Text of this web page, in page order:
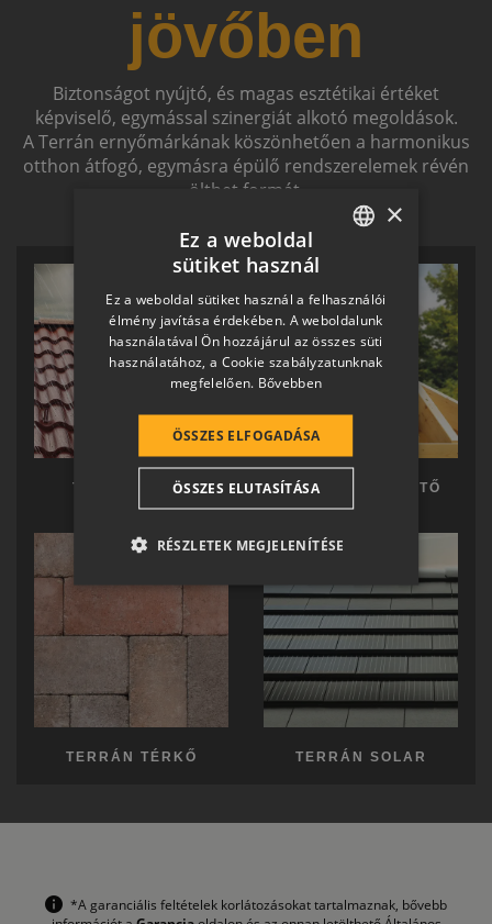
jövőben
Biztonságot nyújtó, és magas esztétikai értéket
képviselő, egymással szinergiát alkotó megoldások.
A Terrán ernyőmárkának köszönhetően a harmonikus
otthon átfogó, egymásra épülő rendszerelemek révén
ölthet formát.
TERRÁN TETŐ TERRÁN KÉSZTETŐ
TERRÁN TÉRKŐ TERRÁN SOLAR
*A garanciális feltételek korlátozásokat tartalmaznak, bővebb
HUNGARIAN
SLOVAK
GERMAN
ROMANIAN
CROATIAN
SR
RO-HU
ITALIAN
×
Ez a weboldal
sütiket használ
Ez a weboldal sütiket használ a felhasználói
élmény javítása érdekében. A weboldalunk
használatával Ön hozzájárul az összes süti
használatához, a Cookie szabályzatunknak
megfelelően. Bővebben
ÖSSZES ELFOGADÁSA
ÖSSZES ELUTASÍTÁSA
RÉSZLETEK MEGJELENÍTÉSE